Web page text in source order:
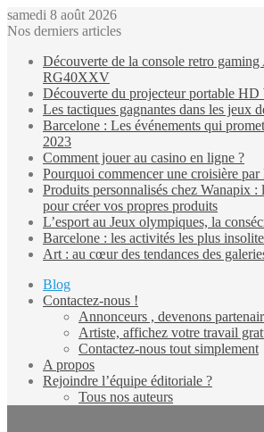
samedi 8 août 2026
Nos derniers articles
Découverte de la console retro
RG40XXV
Découverte du projecteur portable
Les tactiques gagnantes dans les jeux
Barcelone : Les événements qui
2023
Comment jouer au casino en ligne ?
Pourquoi commencer une croisière par
Produits personnalisés chez Wanapix
pour créer vos propres produits
L’esport au Jeux olympiques, la
Barcelone : les activités les plus
Art : au cœur des tendances des
Blog
Contactez-nous !
Annonceurs , devenons
Artiste, affichez votre travail
Contactez-nous tout simplement
A propos
Rejoindre l’équipe éditoriale ?
Tous nos auteurs